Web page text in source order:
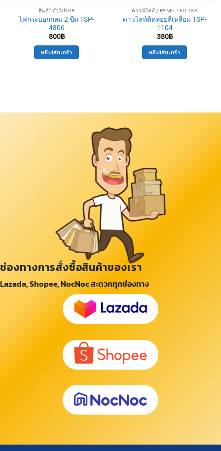
สินค้าทั่วไปTSP
ไฟกระบอกกลม 2 ขีด TSP-
4806
800฿
หยิบใส่ตะกร้า
ดาวน์ไลท์ / PANEL LED TSP
ดาวไลท์ติดลอยสี่เหลี่ยม TSP-
1104
380฿
หยิบใส่ตะกร้า
ช่องทางการสั่งซื้อสินค้าของเรา
Lazada, Shopee, NocNoc สะดวกทุกช่องทาง